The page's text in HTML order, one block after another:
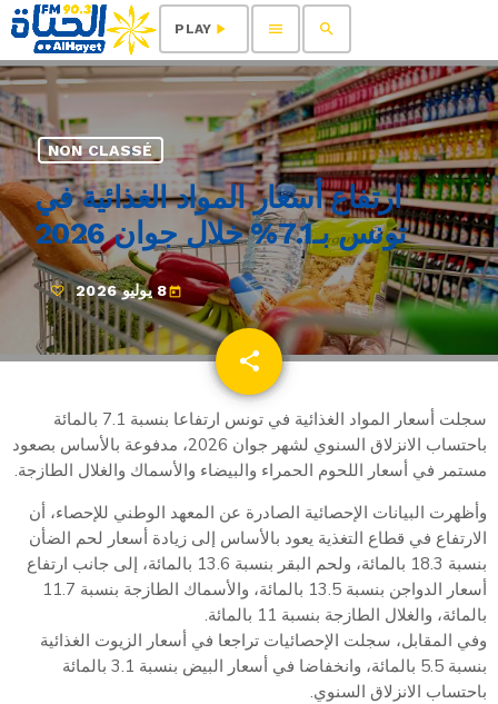
search
menu
play_arrow
PLAY
NON CLASSÉ
ارتفاع أسعار المواد الغذائية في
تونس بـ7.1% خلال جوان 2026
today8 يوليو 2026
share
email
سجلت أسعار المواد الغذائية في تونس ارتفاعا بنسبة 7.1 بالمائة
باحتساب الانزلاق السنوي لشهر جوان 2026، مدفوعة بالأساس بصعود
مستمر في أسعار اللحوم الحمراء والبيضاء والأسماك والغلال الطازجة.
وأظهرت البيانات الإحصائية الصادرة عن المعهد الوطني للإحصاء، أن
الارتفاع في قطاع التغذية يعود بالأساس إلى زيادة أسعار لحم الضأن
بنسبة 18.3 بالمائة، ولحم البقر بنسبة 13.6 بالمائة، إلى جانب ارتفاع
أسعار الدواجن بنسبة 13.5 بالمائة، والأسماك الطازجة بنسبة 11.7
بالمائة، والغلال الطازجة بنسبة 11 بالمائة.
وفي المقابل، سجلت الإحصائيات تراجعا في أسعار الزيوت الغذائية
بنسبة 5.5 بالمائة، وانخفاضا في أسعار البيض بنسبة 3.1 بالمائة
باحتساب الانزلاق السنوي.